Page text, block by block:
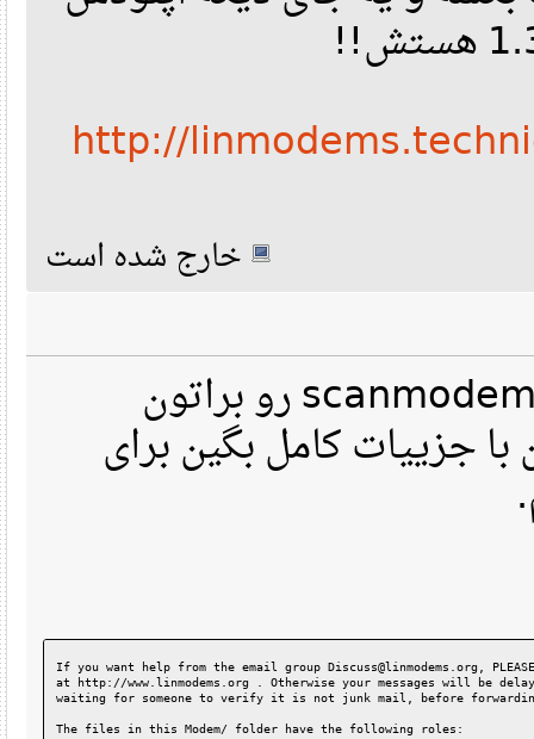
http://
خارج شده است
سلام.من نتایج اجرای scanmodem رو براتون
جزییات کامل بگین برای
If you want help from the email group Discuss@linmodems.org,
at http://www.linmodems.org . Otherwise your messages will be
waiting for someone to verify it is not junk mail, before
The files in this Modem/ folder have the following roles: